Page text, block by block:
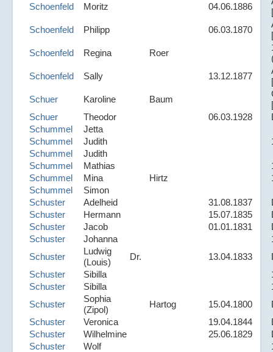
Schoenfeld
Moritz 04.06.1886
Schoenfeld
Philipp 06.03.1870
Schoenfeld
Regina Roer
Schoenfeld
Sally 13.12.1877
Schuer
Karoline Baum
Schuer
Theodor 06.03.1928
Schummel
Jetta
Schummel
Judith
Schummel
Judith
Schummel
Mathias
Schummel
Mina Hirtz
Schummel
Simon
Schuster
Adelheid 31.08.1837
Schuster
Hermann 15.07.1835
Schuster
Jacob 01.01.1831
Schuster
Johanna
Schuster
Ludwig
(Louis)
Dr. 13.04.1833
Schuster
Sibilla
Schuster
Sibilla
Schuster
Sophia
(Zipol)
Hartog 15.04.1800
Schuster
Veronica 19.04.1844
Schuster
Wilhelmine 25.06.1829
Schuster
Wolf